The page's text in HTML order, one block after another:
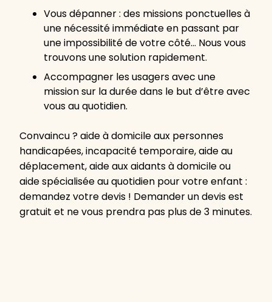
Vous dépanner : des missions ponctuelles à
une nécessité immédiate en passant par
une impossibilité de votre côté… Nous vous
trouvons une solution rapidement.
Accompagner les usagers avec une
mission sur la durée dans le but d’être avec
vous au quotidien.
Convaincu ? aide à domicile aux personnes
handicapées, incapacité temporaire, aide au
déplacement, aide aux aidants à domicile ou
aide spécialisée au quotidien pour votre enfant :
demandez votre devis ! Demander un devis est
gratuit et ne vous prendra pas plus de 3 minutes.